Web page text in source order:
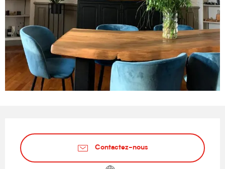
Contactez-nous